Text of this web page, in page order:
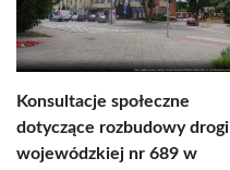
Konsultacje społeczne
dotyczące rozbudowy drogi
wojewódzkiej nr 689 w